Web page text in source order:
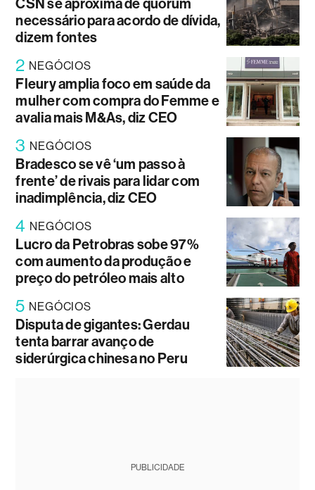
CSN se aproxima de quórum
necessário para acordo de dívida,
dizem fontes
2 NEGÓCIOS
Fleury amplia foco em saúde da
mulher com compra do Femme e
avalia mais M&As, diz CEO
3 NEGÓCIOS
Bradesco se vê ‘um passo à
frente’ de rivais para lidar com
inadimplência, diz CEO
4 NEGÓCIOS
Lucro da Petrobras sobe 97%
com aumento da produção e
preço do petróleo mais alto
5 NEGÓCIOS
Disputa de gigantes: Gerdau
tenta barrar avanço de
siderúrgica chinesa no Peru
PUBLICIDADE